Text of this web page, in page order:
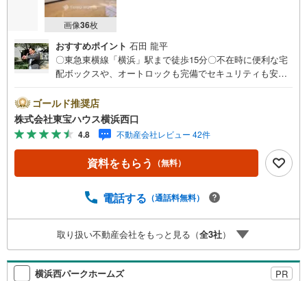
画像36枚
おすすめポイント 石田 龍平
〇東急東横線「横浜」駅まで徒歩15分〇不在時に便利な宅
配ボックスや、オートロックも完備でセキュリティも安心
充実ーーーーYahoo！ 不動産キャンペーン対象店舗ーーー
ー当店で物件を成約するとPayPayボーナスライトがもらえ
る「Yahoo！ 不動産 物件ご成約キャンペーン」の対象にな
ります。「資料をもらう」「見学予約をする」ボタンから
お問い合わせください。※必ずYahoo！ JAPAN IDでログイ
ンしてください。※PayPayボーナスライトは出金と譲渡は
ーーーーーーーーーーーーーーーーーーーーー紹介金融機
6年8月時点 のものであり、実際の適用金利は融資実行時の
ものとなります。金利情勢により表記の返済額と異なる場
合があります。ーーーーーーーーーーーーーーーーーーー
ーーーーーー
ゴールド推奨店
株式会社東宝ハウス横浜西口
4.8 不動産会社レビュー 42件
資料をもらう （無料）
電話する （通話料無料）
取り扱い不動産会社をもっと見る（全3社）
横浜西パークホームズ PR